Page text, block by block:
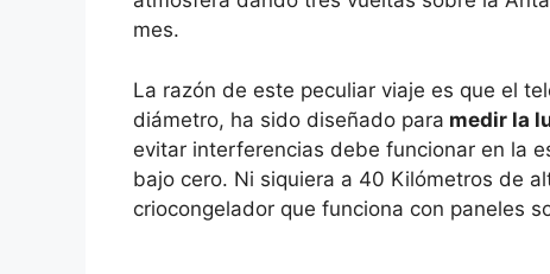
mes.
La razón de este peculiar viaje es que el
diámetro, ha sido diseñado para medir la
evitar interferencias debe funcionar en la
bajo cero. Ni siquiera a 40 Kilómetros de
criocongelador que funciona con paneles